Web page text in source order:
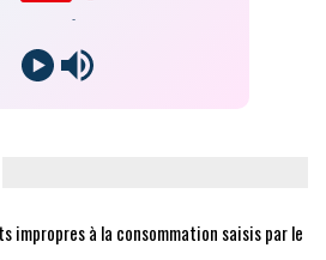
impropres à la consommation saisis par le